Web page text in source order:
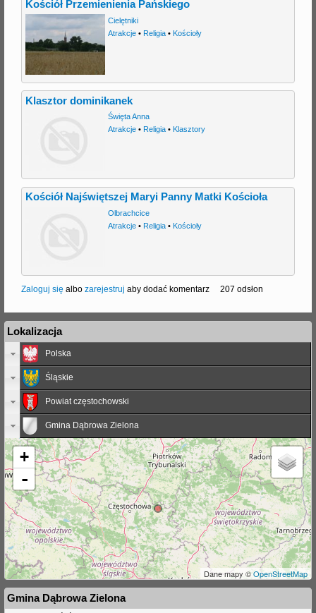
Kościół Przemienienia Pańskiego
Cielętniki
Atrakcje• Religia• Kościoły
Klasztor dominikanek
Święta Anna
Atrakcje• Religia• Klasztory
Kościół Najświętszej Maryi Panny Matki Kościoła
Olbrachcice
Atrakcje• Religia• Kościoły
Zaloguj się albo zarejestruj aby dodać komentarz 207 odsłon
Lokalizacja
Polska
Śląskie
Powiat częstochowski
Gmina Dąbrowa Zielona
+
-
Dane mapy ©OpenStreetMap
Gmina Dąbrowa Zielona